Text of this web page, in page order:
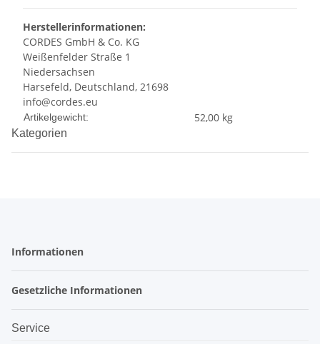
Herstellerinformationen:
CORDES GmbH & Co. KG
Weißenfelder Straße 1
Niedersachsen
Harsefeld, Deutschland, 21698
info@cordes.eu
Produkteigenschaft
Wert
Artikelgewicht: 52,00 kg
Kategorien
Informationen
Gesetzliche Informationen
Service